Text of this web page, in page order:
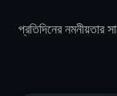
প্রতিদিনের